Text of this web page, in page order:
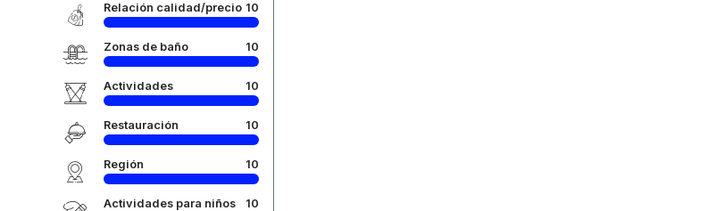
Relación calidad/precio 10
Zonas de baño 10
Actividades 10
Restauración 10
Región 10
Actividades para niños 10